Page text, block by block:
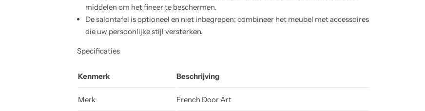
middelen om het fineer te beschermen.
De salontafel is optioneel en niet inbegrepen; combineer het meubel met accessoires
die uw persoonlijke stijl versterken.
Specificaties
Kenmerk Beschrijving
Merk French Door Art